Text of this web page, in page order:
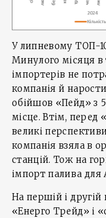
У липневому ТОП-
Минулого місяця в
імпортерів не
компанія й
обійшов «Пейд» з
місце. Втім, перед
великі
компанія взяла в
станцій. Тож на
імпорт палива для
На першій і
«Енерго Трейд» і